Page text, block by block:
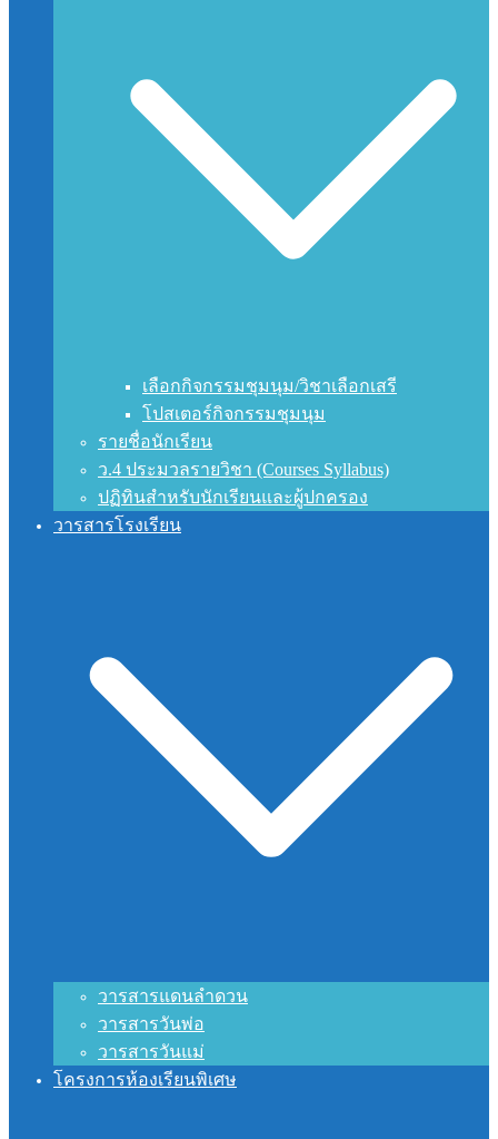
เลือกกิจกรรมชุมนุม/วิชาเลือกเสรี
โปสเตอร์กิจกรรมชุมนุม
รายชื่อนักเรียน
ว.4 ประมวลรายวิชา (Courses Syllabus)
ปฏิทินสำหรับนักเรียนและผู้ปกครอง
วารสารโรงเรียน
วารสารแดนลำดวน
วารสารวันพ่อ
วารสารวันแม่
โครงการห้องเรียนพิเศษ